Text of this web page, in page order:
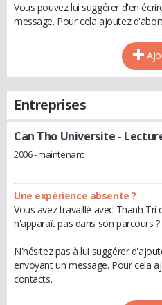
Vous pouvez lui suggérer d'en
message. Pour cela ajoutez
Entreprises
Can Tho Universite -
2006 - maintenant
Une expérience absente ?
Vous avez travaillé avec Thanh Tri
n'apparaît pas dans son parcours ?
N'hésitez pas à lui suggérer
envoyant un message. Pour cela
contacts.